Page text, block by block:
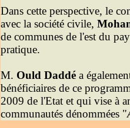
Dans cette perspective, le
avec la société civile,
de communes de l'est du
pratique.
M. Ould Daddéa
bénéficiaires de ce
2009 de l'Etat et qui vise à
communautés dénommées "